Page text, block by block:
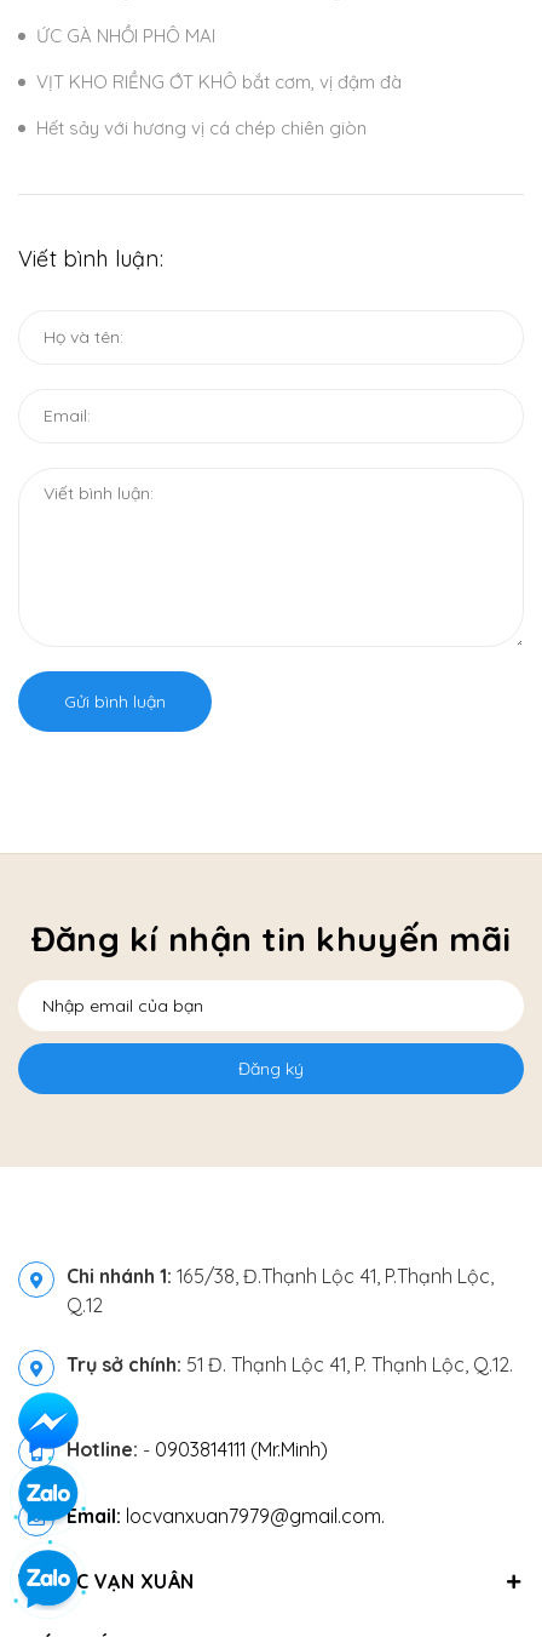
ỨC GÀ NHỒI PHÔ MAI
VỊT KHO RIỀNG ỚT KHÔ bắt cơm, vị đậm đà
Hết sảy với hương vị cá chép chiên giòn
Viết bình luận:
Gửi bình luận
Đăng kí nhận tin khuyến mãi
Đăng ký
Chi nhánh 1: 165/38, Đ.Thạnh Lộc 41, P.Thạnh Lộc,
Q.12
Trụ sở chính: 51 Đ. Thạnh Lộc 41, P. Thạnh Lộc, Q.12.
Hotline: - 0903814111 (Mr.Minh)
Email: locvanxuan7979@gmail.com.
VỀ LỘC VẠN XUÂN